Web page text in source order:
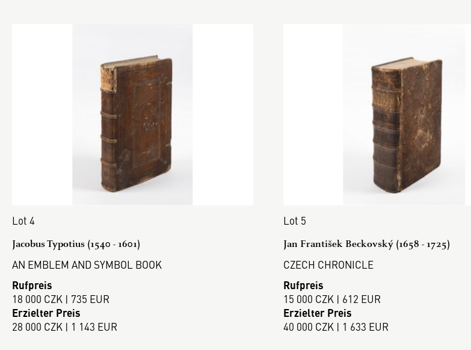
Lot 4
Jacobus Typotius (1540 - 1601)
AN EMBLEM AND SYMBOL BOOK
Rufpreis
18 000 CZK | 735 EUR
Erzielter Preis
28 000 CZK | 1 143 EUR
Lot 5
Jan František Beckovský (1658 - 1725)
CZECH CHRONICLE
Rufpreis
15 000 CZK | 612 EUR
Erzielter Preis
40 000 CZK | 1 633 EUR